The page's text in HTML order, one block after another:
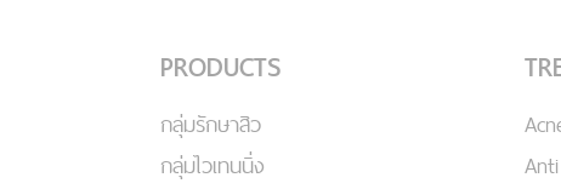
PRODUCTS
กลุ่มรักษาสิว
กลุ่มไวเทนนิ่ง